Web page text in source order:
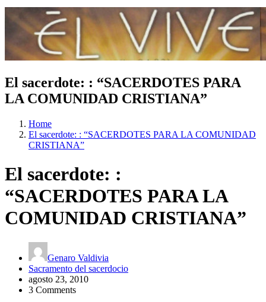
El sacerdote: : “SACERDOTES PARA
LA COMUNIDAD CRISTIANA”
Home
El sacerdote: : “SACERDOTES PARA LA COMUNIDAD
CRISTIANA”
El sacerdote: :
“SACERDOTES PARA LA
COMUNIDAD CRISTIANA”
Genaro Valdivia
Sacramento del sacerdocio
agosto 23, 2010
3 Comments